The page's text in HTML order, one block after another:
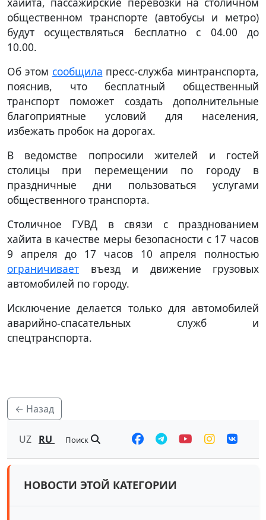
общественном транспорте (автобусы и метро)
будут осуществляться бесплатно с 04.00 до
10.00.
Об этом сообщила пресс-служба минтранспорта,
пояснив, что бесплатный общественный
транспорт поможет создать дополнительные
благоприятные условий для населения,
избежать пробок на дорогах.
В ведомстве попросили жителей и гостей
столицы при перемещении по городу в
праздничные дни пользоваться услугами
общественного транспорта.
Столичное ГУВД в связи с празднованием
хайита в качестве меры безопасности с 17 часов
9 апреля до 17 часов 10 апреля полностью
ограничивает въезд и движение грузовых
автомобилей по городу.
Исключение делается только для автомобилей
аварийно-спасательных служб и
спецтранспорта.
← Назад
UZ RU Поиск
НОВОСТИ ЭТОЙ КАТЕГОРИИ